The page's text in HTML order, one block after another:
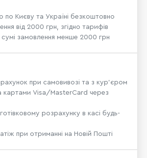
Києву та Україні безкоштовно
від 2000 грн, згідно тарифів
сумі замовлення менше 2000 грн
при самовивозі та з кур’єром
картами Visa/MasterCard через
розрахунку в касі будь-
при отриманні на Новій Пошті